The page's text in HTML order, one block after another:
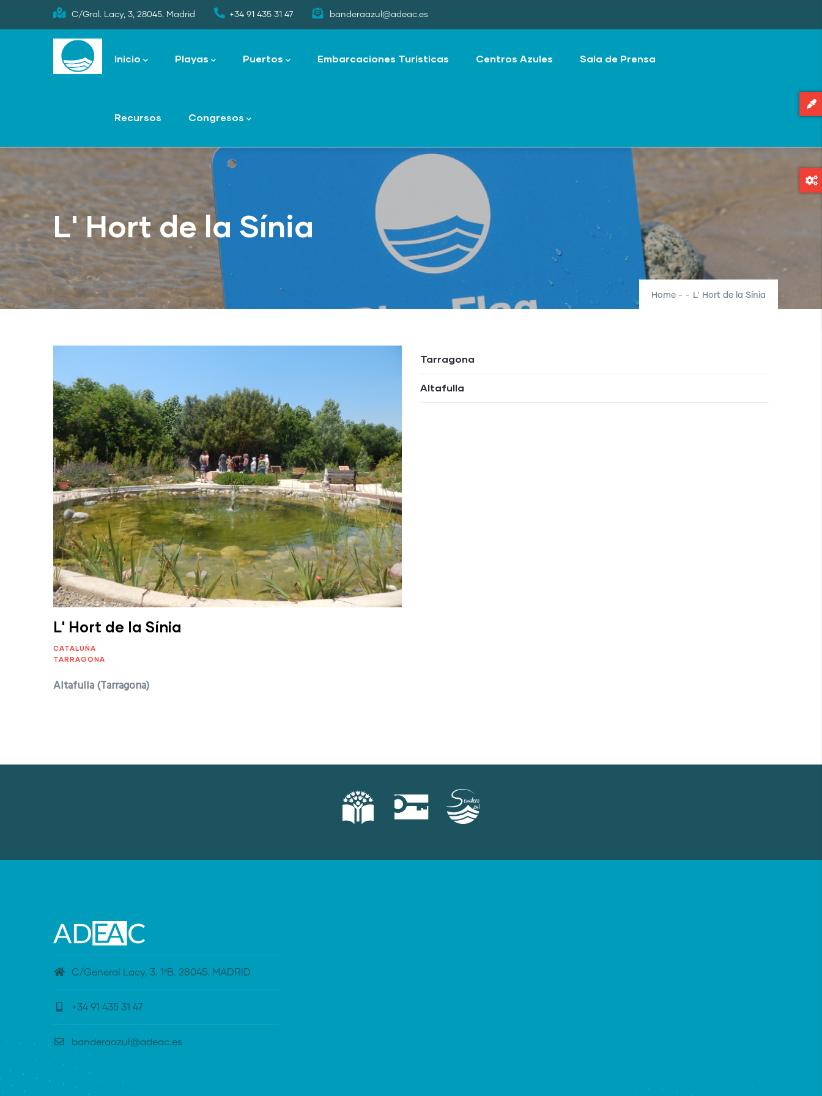
to
C/Gral. Lacy, 3, 28045. Madrid +34 91 435 31 47 banderaazul@adeac.es
navigation
Inicio Playas Puertos Embarcaciones Turísticas Centros Azules Sala de Prensa
Recursos Congresos
L' Hort de la Sínia
Home - - L' Hort de la Sínia
Tarragona
Altafulla
L' Hort de la Sínia
CATALUÑA
TARRAGONA
Altafulla (Tarragona)
C/General Lacy, 3. 1ºB. 28045. MADRID
+34 91 435 31 47
banderaazul@adeac.es